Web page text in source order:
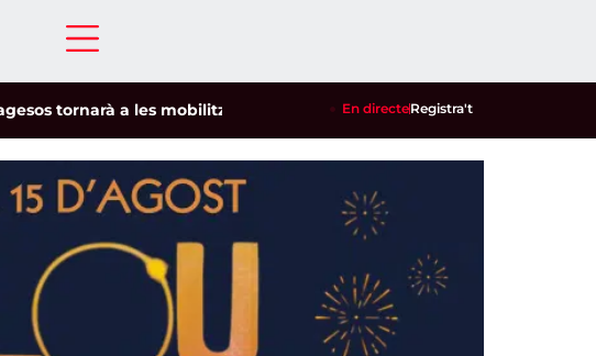
tornarà a les mobilitzacions per defensar els cultius de la garrofa i
En directeRegistra't